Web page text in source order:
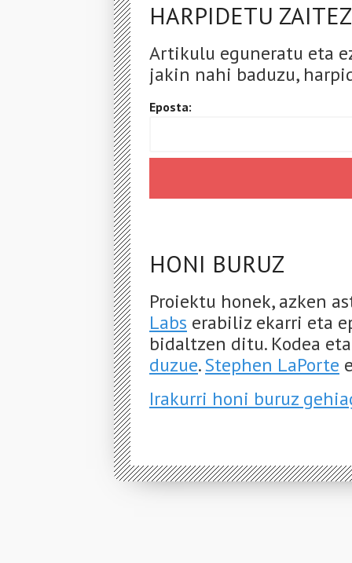
HARPIDETU ZAITEZ
Artikulu eguneratu eta
jakin nahi baduzu,
Eposta:
HONI BURUZ
Proiektu honek, azken
Labs erabiliz ekarri eta
bidaltzen ditu. Kodea
duzue.Stephen LaPorte
Irakurri honi buruz